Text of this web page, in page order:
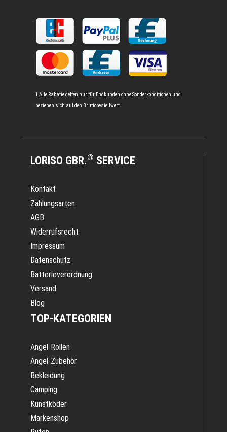
1 Alle Rabatte gelten nur für Endkunden ohne Sonderkonditionen und
beziehen sich auf den Bruttobestellwert.
LORISO GBR.® SERVICE
Kontakt
Zahlungsarten
AGB
Widerrufsrecht
Impressum
Datenschutz
Batterieverordnung
Versand
Blog
TOP-KATEGORIEN
Angel-Rollen
Angel-Zubehör
Bekleidung
Camping
Kunstköder
Markenshop